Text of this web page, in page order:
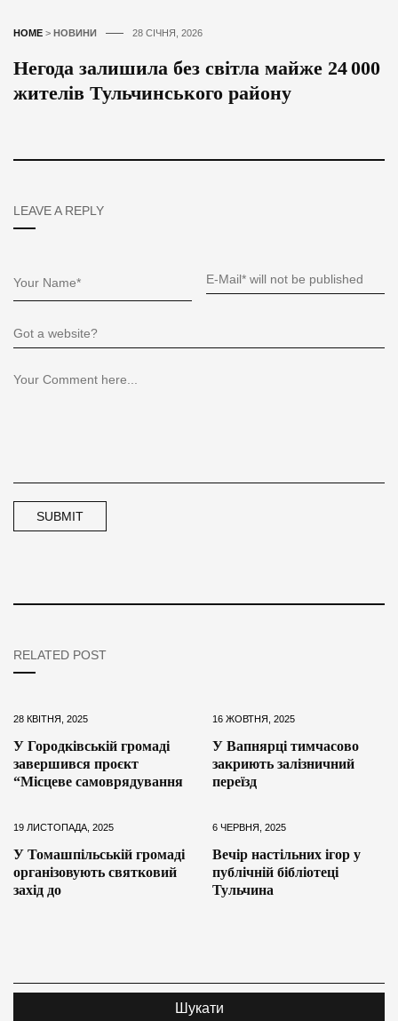
HOME > НОВИНИ 28 СІЧНЯ, 2026
Негода залишила без світла майже 24 000
жителів Тульчинського району
LEAVE A REPLY
RELATED POST
28 КВІТНЯ, 2025
У Городківській громаді
завершився проєкт
“Місцеве самоврядування
16 ЖОВТНЯ, 2025
У Вапнярці тимчасово
закриють залізничний
переїзд
19 ЛИСТОПАДА, 2025
У Томашпільській громаді
організовують святковий
захід до
6 ЧЕРВНЯ, 2025
Вечір настільних ігор у
публічній бібліотеці
Тульчина